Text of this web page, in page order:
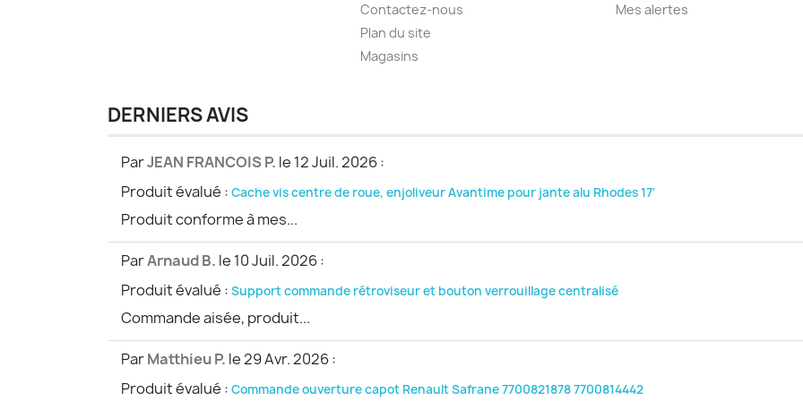
Contactez-nous
Plan du site
Magasins
Mes alertes
DERNIERS AVIS
ParJEAN FRANCOIS P. le 12 Juil. 2026:
Produit évalué : Cache vis centre de roue, enjoliveur Avantime pour jante alu Rhodes 17'
Produit conforme à mes...
ParArnaud B. le 10 Juil. 2026:
Produit évalué : Support commande rétroviseur et bouton verrouillage centralisé
Commande aisée, produit...
ParMatthieu P. le 29 Avr. 2026:
Produit évalué : Commande ouverture capot Renault Safrane 7700821878 7700814442